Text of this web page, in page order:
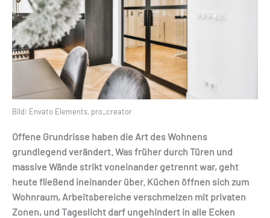
Bild: Envato Elements, pro_creator
Offene Grundrisse haben die Art des Wohnens
grundlegend verändert. Was früher durch Türen und
massive Wände strikt voneinander getrennt war, geht
heute fließend ineinander über. Küchen öffnen sich zum
Wohnraum, Arbeitsbereiche verschmelzen mit privaten
Zonen, und Tageslicht darf ungehindert in alle Ecken